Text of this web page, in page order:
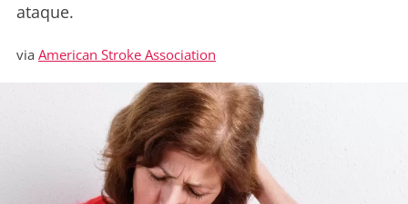
ataque.
via American Stroke Association